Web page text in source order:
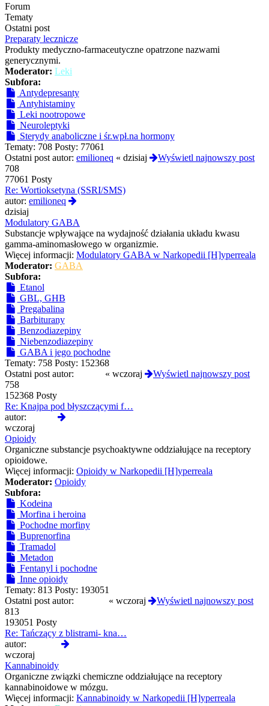
Forum
Tematy
Ostatni post
Preparaty lecznicze
Produkty medyczno-farmaceutyczne opatrzone nazwami
generycznymi.
Moderator: Leki
Subfora:
Antydepresanty
Antyhistaminy
Leki nootropowe
Neuroleptyki
Sterydy anaboliczne i śr.wpł.na hormony
Tematy: 708 Posty: 77061
Ostatni post autor: emilioneq « dzisiaj
Wyświetl najnowszy post
708
77061 Posty
Re: Wortioksetyna (SSRI/SMS)
autor: emilioneq
post
dzisiaj
Modulatory GABA
Substancje wpływające na wydajność działania układu kwasu
gamma-aminomasłowego w organizmie.
Więcej informacji: Modulatory GABA w Narkopedii [H]yperreala
Moderator: GABA
Subfora:
Etanol
GBL, GHB
Pregabalina
Barbiturany
Benzodiazepiny
Niebenzodiazepiny
GABA i jego pochodne
Tematy: 758 Posty: 152368
Ostatni post autor:
« wczoraj
Wyświetl najnowszy post
758
152368 Posty
Re: Knajpa pod błyszczącymi f…
autor:
wczoraj
Opioidy
Organiczne substancje psychoaktywne oddziałujące na receptory
opioidowe.
Więcej informacji: Opioidy w Narkopedii [H]yperreala
Moderator: Opioidy
Subfora:
Kodeina
Morfina i heroina
Pochodne morfiny
Buprenorfina
Tramadol
Metadon
Fentanyl i pochodne
Inne opioidy
Tematy: 813 Posty: 193051
Ostatni post autor:
« wczoraj
Wyświetl najnowszy post
813
193051 Posty
Re: Tańczący z blistrami- kna…
autor:
wczoraj
Kannabinoidy
Organiczne związki chemiczne oddziałujące na receptory
kannabinoidowe w mózgu.
Więcej informacji: Kannabinoidy w Narkopedii [H]yperreala